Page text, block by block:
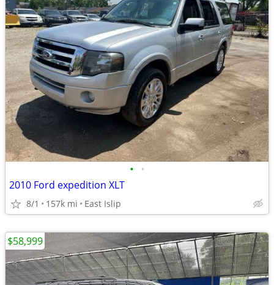
• •
2010 Ford expedition XLT
8/1 157k mi East Islip
$58,999